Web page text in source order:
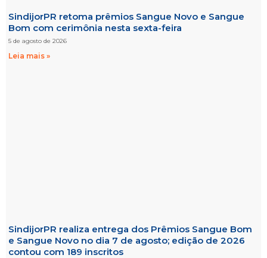
SindijorPR retoma prêmios Sangue Novo e Sangue
Bom com cerimônia nesta sexta-feira
5 de agosto de 2026
Leia mais »
SindijorPR realiza entrega dos Prêmios Sangue Bom
e Sangue Novo no dia 7 de agosto; edição de 2026
contou com 189 inscritos